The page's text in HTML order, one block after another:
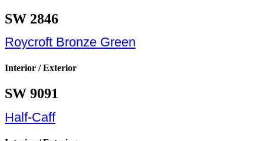
SW 2846
Roycroft Bronze Green
Interior / Exterior
SW 9091
Half-Caff